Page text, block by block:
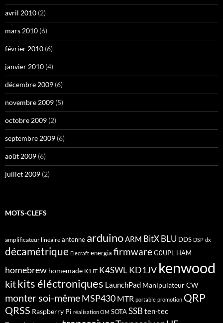
avril 2010 (2)
mars 2010 (6)
février 2010 (6)
janvier 2010 (4)
décembre 2009 (6)
novembre 2009 (5)
octobre 2009 (2)
septembre 2009 (6)
août 2009 (6)
juillet 2009 (2)
MOTS-CLEFS
amplificateur linéaire antenne arduinoARM BitX BLU DDS DSP dx
décamétrique Elecraft energia firmwareG0UPL HAM
homebrew homemade K1JT K4SWL KD1JV kenwood
kitkits éléctroniques LaunchPad Manipulateur CW
monter soi-mêmeMSP430 MTR portable promotion QRP
QRSS Raspberry Pi réalisation OM SOTASSB ten-tec